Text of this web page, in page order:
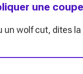
une
un wolf cut, dites